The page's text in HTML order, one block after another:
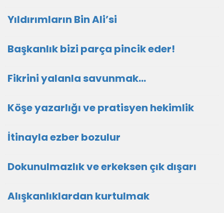
Yıldırımların Bin Ali’si
Başkanlık bizi parça pincik eder!
Fikrini yalanla savunmak…
Köşe yazarlığı ve pratisyen hekimlik
İtinayla ezber bozulur
Dokunulmazlık ve erkeksen çık dışarı
Alışkanlıklardan kurtulmak